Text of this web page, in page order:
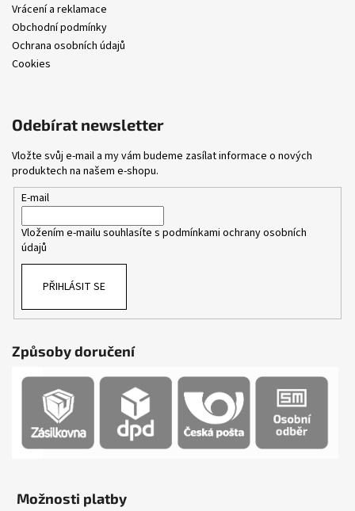
Vrácení a reklamace
Obchodní podmínky
Ochrana osobních údajů
Cookies
Odebírat newsletter
Vložte svůj e-mail a my vám budeme zasílat informace o nových
produktech na našem e-shopu.
E-mail
Vložením e-mailu souhlasíte s podmínkami ochrany osobních
údajů
PŘIHLÁSIT SE
Způsoby doručení
Možnosti platby